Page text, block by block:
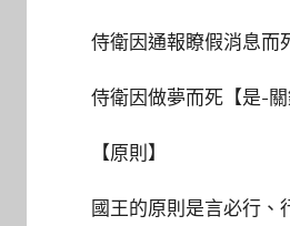
侍衛因通報瞭假消息而
侍衛因做夢而死【是-關
【原則】
國王的原則是言必行、